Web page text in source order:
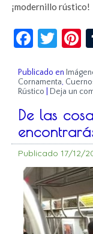
¡modernillo rústico!
Publicado en
Cornamenta,
Rústico
Deja un
De las
Publicado 17/12/